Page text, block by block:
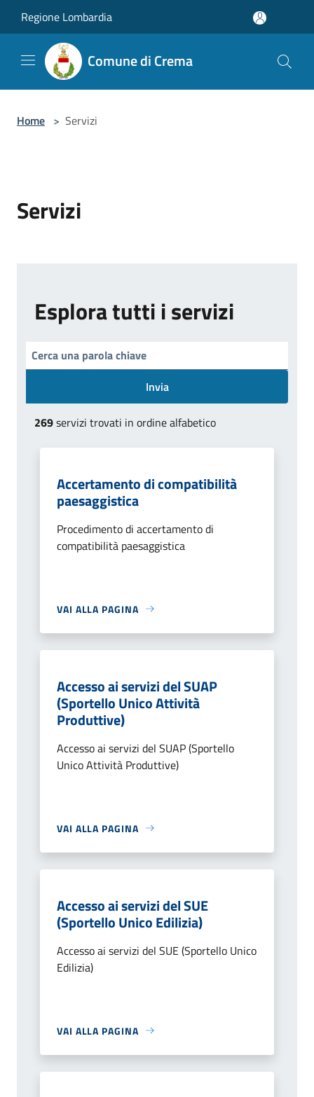
Regione Lombardia
Comune di Crema
Home > Servizi
Servizi
Esplora tutti i servizi
Invia
269servizi trovati in ordine alfabetico
Accertamento di compatibilità
paesaggistica
Procedimento di accertamento di
compatibilità paesaggistica
VAI ALLA PAGINA
Accesso ai servizi del SUAP
(Sportello Unico Attività
Produttive)
Accesso ai servizi del SUAP (Sportello
Unico Attività Produttive)
VAI ALLA PAGINA
Accesso ai servizi del SUE
(Sportello Unico Edilizia)
Accesso ai servizi del SUE (Sportello Unico
Edilizia)
VAI ALLA PAGINA